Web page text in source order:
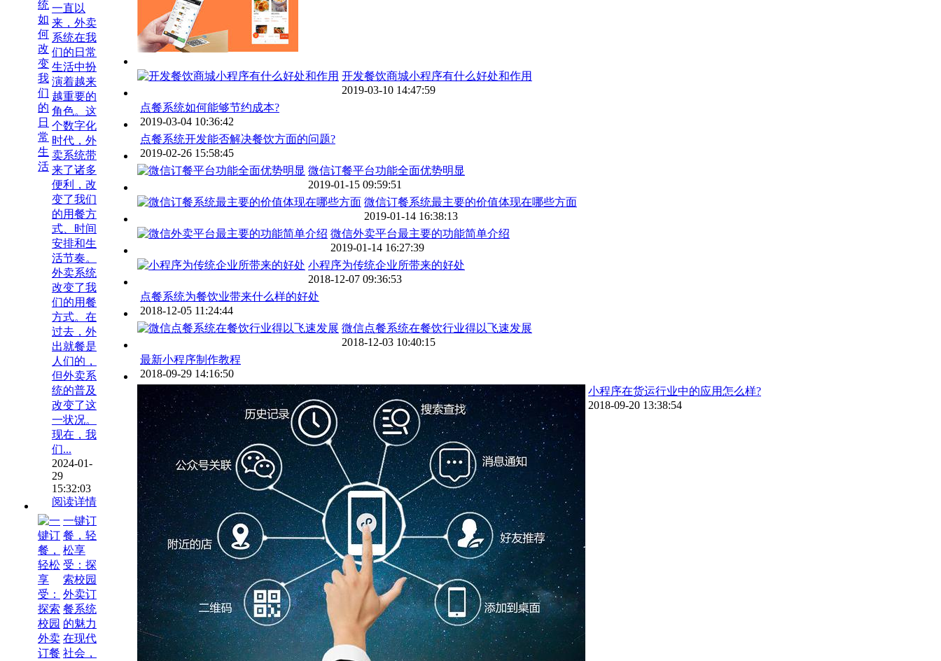
一直以
来，外卖
系统在我
们的日常
生活中扮
演着越来
越重要的
角色。这
个数字化
时代，外
卖系统带
来了诸多
便利，改
变了我们
的用餐方
式、时间
安排和生
活节奏。
外卖系统
改变了我
们的用餐
方式。在
过去，外
出就餐是
人们的，
但外卖系
统的普及
改变了这
一状况。
现在，我
们...
2024-01-
29
15:32:03
阅读详情
一键订
餐，轻
松享
受：探
索校园
外卖订
餐系统
的魅力
在现代
社会，
开发餐饮商城小程序有什么好处和作用
2019-03-10 14:47:59
点餐系统如何能够节约成本?
2019-03-04 10:36:42
点餐系统开发能否解决餐饮方面的问题?
2019-02-26 15:58:45
微信订餐平台功能全面优势明显
2019-01-15 09:59:51
微信订餐系统最主要的价值体现在哪些方面
2019-01-14 16:38:13
微信外卖平台最主要的功能简单介绍
2019-01-14 16:27:39
小程序为传统企业所带来的好处
2018-12-07 09:36:53
点餐系统为餐饮业带来什么样的好处
2018-12-05 11:24:44
微信点餐系统在餐饮行业得以飞速发展
2018-12-03 10:40:15
最新小程序制作教程
2018-09-29 14:16:50
小程序在货运行业中的应用怎么样?
2018-09-20 13:38:54